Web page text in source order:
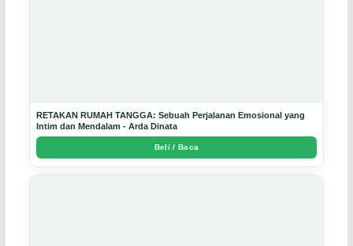
RETAKAN RUMAH TANGGA: Sebuah Perjalanan Emosional yang
Intim dan Mendalam - Arda Dinata
Beli / Baca